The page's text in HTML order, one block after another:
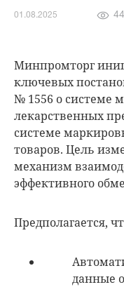
01.08.2025 44
Минпромторг
ключевых
№ 1556 о системе
лекарственных
системе
товаров. Цель
механизм
эффективного
Предполагается,
данные